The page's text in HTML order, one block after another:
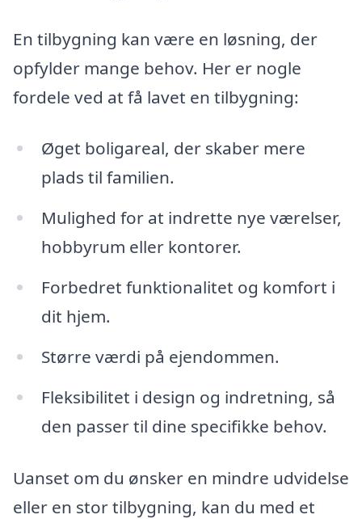
En tilbygning kan være en løsning, der
opfylder mange behov. Her er nogle
fordele ved at få lavet en tilbygning:
Øget boligareal, der skaber mere
plads til familien.
Mulighed for at indrette nye værelser,
hobbyrum eller kontorer.
Forbedret funktionalitet og komfort i
dit hjem.
Større værdi på ejendommen.
Fleksibilitet i design og indretning, så
den passer til dine specifikke behov.
Uanset om du ønsker en mindre udvidelse
eller en stor tilbygning, kan du med et